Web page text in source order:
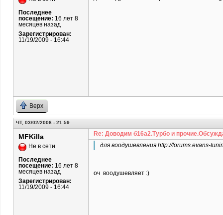
Последнее
посещение: 16 лет 8
месяцев назад
Зарегистрирован:
11/19/2009 - 16:44
Верх
ЧТ, 03/02/2006 - 21:59
MFKilla
Не в сети
Последнее
посещение: 16 лет 8
месяцев назад
Зарегистрирован:
11/19/2009 - 16:44
Re: Доводим б16а2.Турбо и
для воодушевления http://forums.evans-
оч воодушевляет :)